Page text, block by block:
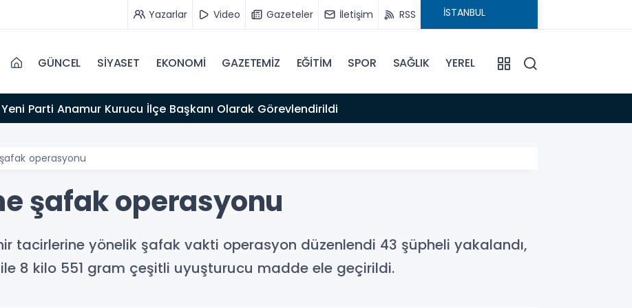
Yazarlar Video Gazeteler İletişim RSS
GÜNCEL SİYASET EKONOMİ GAZETEMİZ EĞİTİM SPOR SAĞLIK YEREL
Kasten öldürmeye teşebbüs şüphelisi tutuklandı
operasyonu
şafak operasyonu
tacirlerine yönelik şafak vakti operasyon düzenlendi 43 şüpheli yakalandı,
8 kilo 551 gram çeşitli uyuşturucu madde ele geçirildi.